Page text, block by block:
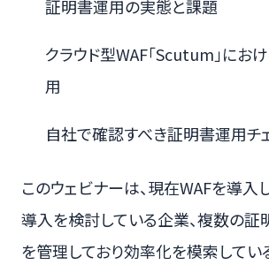
証明書運用の実態と課題
クラウド型WAF「Scutum」にお
用
自社で確認すべき証明書運用チ
このウェビナーは、現在WAFを導入
導入を検討している企業、複数の証
を管理しており効率化を模索してい